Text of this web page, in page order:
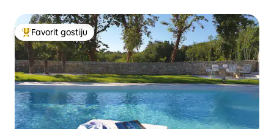
Glavni favorit gostiju
Favorit gostiju